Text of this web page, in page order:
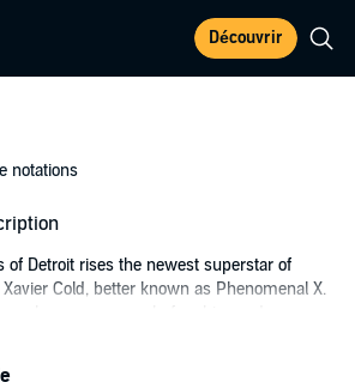
Découvrir
notations
of Detroit rises the newest superstar of
Cold, better known as Phenomenal X.
makes men cower before him and women